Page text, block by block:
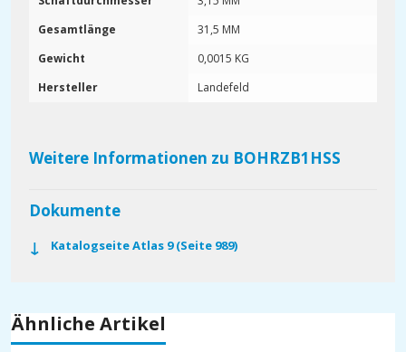
Gesamtlänge
31,5 MM
Gewicht
0,0015 KG
Hersteller
Landefeld
Weitere Informationen zu BOHRZB1HSS
Dokumente
Katalogseite Atlas 9 (Seite 989)
Ähnliche Artikel